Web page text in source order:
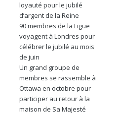
loyauté pour le jubilé
d’argent de la Reine
90 membres de la Ligue
voyagent à Londres pour
célébrer le jubilé au mois
de juin
Un grand groupe de
membres se rassemble à
Ottawa en octobre pour
participer au retour à la
maison de Sa Majesté